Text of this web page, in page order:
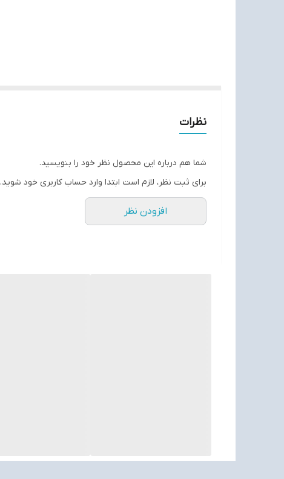
نظرات
شما هم درباره این محصول نظر خود را بنویسید.
برای ثبت نظر، لازم است ابتدا وارد حساب کاربری خود شوید.
افزودن نظر